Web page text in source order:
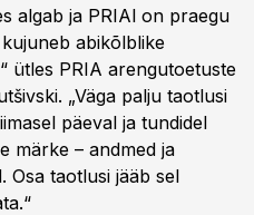
algab ja PRIAl on praegu
abikõlblike
ütles PRIA arengutoetuste
„Väga palju taotlusi
päeval ja tundidel
märke – andmed ja
Osa taotlusi jääb sel